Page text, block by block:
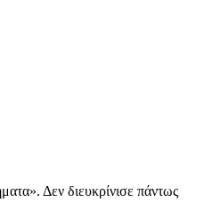
Δεν διευκρίνισε πάντως